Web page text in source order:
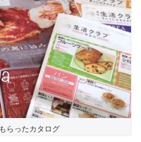
らったカタログ